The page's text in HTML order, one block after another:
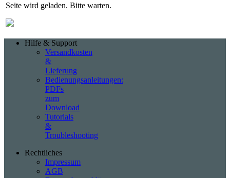
Seite wird geladen. Bitte warten.
Hilfe & Support
Versandkosten
&
Lieferung
Bedienungsanleitungen:
PDFs
zum
Download
Tutorials
&
Troubleshooting
Rechtliches
Impressum
AGB